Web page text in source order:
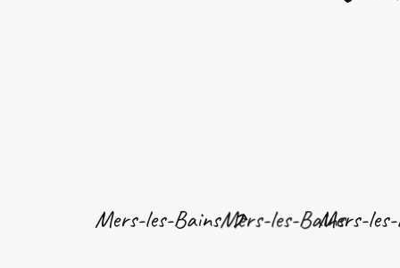
Mers-les-Bains Mers-